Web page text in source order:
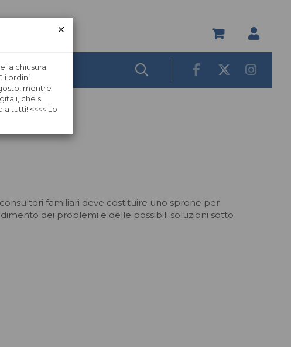
familiari deve costituire uno sprone per
dei problemi e delle possibili soluzioni sotto
chiusura
ordini
mentre
che si
tutti! <<<< Lo